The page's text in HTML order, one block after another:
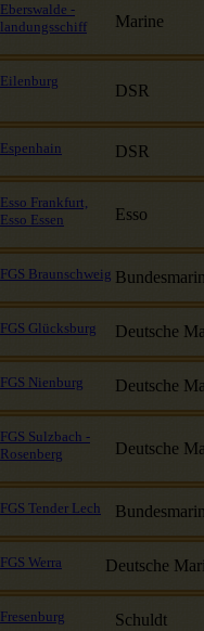
Eberswalde -
landungsschiff
Marine
Eilenburg
DSR
Espenhain DSR
Esso Frankfurt,
Esso Essen
Esso
FGS Braunschweig
FGS Glücksburg Deutsche
FGS Nienburg Deutsche
FGS Sulzbach -
Rosenberg
Deutsche
FGS Tender Lech
FGS Werra Deutsche
Fresenburg Schuldt